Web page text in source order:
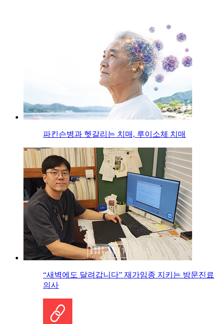
파킨슨병과 헷갈리는 치매, 루이소체 치매
“새벽에도 달려갑니다” 재가임종 지키는 방문진료
의사